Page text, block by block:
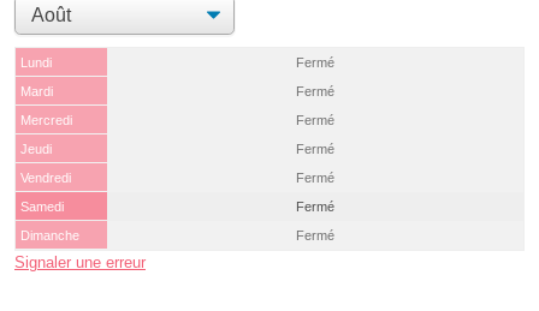
Lundi
Fermé
Mardi
Fermé
Mercredi
Fermé
Jeudi
Fermé
Vendredi
Fermé
Samedi
Fermé
Dimanche
Fermé
Signaler une erreur